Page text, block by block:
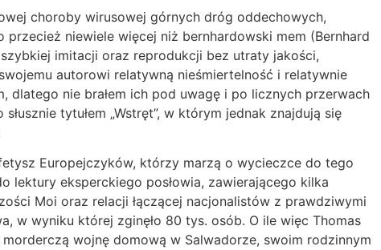
choroby wirusowej górnych dróg oddechowych,
niewiele więcej niż bernhardowski mem (Bernhard
imitacji oraz reprodukcji bez utraty jakości,
autorowi relatywną nieśmiertelność i relatywnie
dlatego nie brałem ich pod uwagę i po licznych przerwach
tytułem „Wstręt”, w którym jednak znajdują się
Europejczyków, którzy marzą o wycieczce do tego
lektury eksperckiego posłowia, zawierającego kilka
Moi oraz relacji łączącej nacjonalistów z prawdziwymi
w wyniku której zginęło 80 tys. osób. O ile więc Thomas
wojnę domową w Salwadorze, swoim rodzinnym